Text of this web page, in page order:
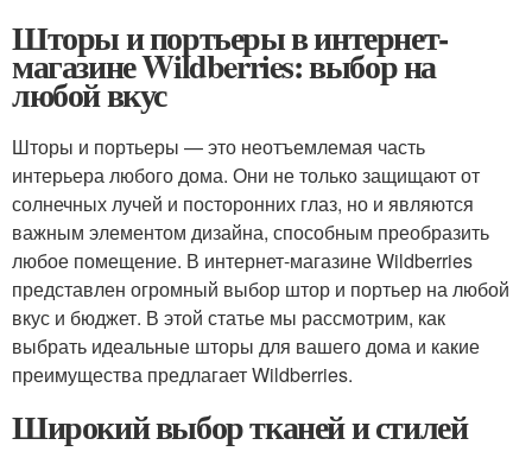
Шторы и портьеры в интернет-
магазине Wildberries: выбор на
любой вкус
Шторы и портьеры — это неотъемлемая часть
интерьера любого дома. Они не только защищают от
солнечных лучей и посторонних глаз, но и являются
важным элементом дизайна, способным преобразить
любое помещение. В интернет-магазине Wildberries
представлен огромный выбор штор и портьер на любой
вкус и бюджет. В этой статье мы рассмотрим, как
выбрать идеальные шторы для вашего дома и какие
преимущества предлагает Wildberries.
Широкий выбор тканей и стилей